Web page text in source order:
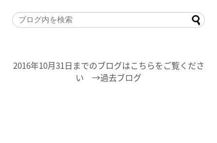
2016年10月31日までのブログはこちらをご覧くださ
い →過去ブログ